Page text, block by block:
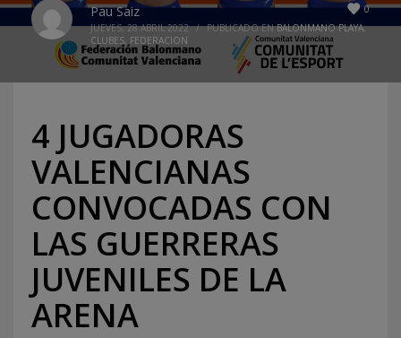
0
Pau Saiz
JUEVES, 28 ABRIL 2022 / PUBLICADO ENBALONMANO PLAYA,
CLUBES FEDERACION
4 JUGADORAS
VALENCIANAS
CONVOCADAS CON
LAS GUERRERAS
JUVENILES DE LA
ARENA